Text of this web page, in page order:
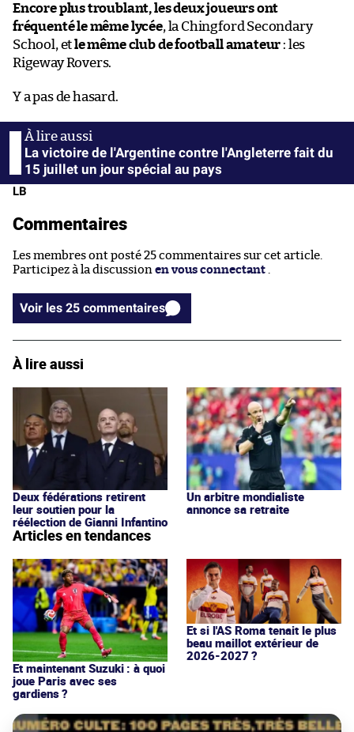
Encore plus troublant, les deux joueurs ont
fréquenté le même lycée, la Chingford Secondary
School, etle même club de football amateur : les
Rigeway Rovers.
Y a pas de hasard.
La victoire de l'Argentine contre l'Angleterre fait du
15 juillet un jour spécial au pays
LB
Commentaires
Les membres ont posté 25 commentaires sur cet article.
Participez à la discussion en vous connectant .
Voir les 25 commentaires
À lire aussi
Deux fédérations retirent
leur soutien pour la
réélection de Gianni Infantino
Un arbitre mondialiste
annonce sa retraite
Articles en tendances
Et maintenant Suzuki : à quoi
joue Paris avec ses
gardiens ?
Et si l'AS Roma tenait le plus
beau maillot extérieur de
2026-2027 ?